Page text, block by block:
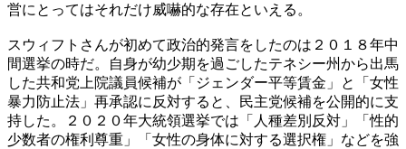
営にとってはそれだけ威嚇的な存在といえる。
スウィフトさんが初めて政治的発言をしたのは２０１８年中
間選挙の時だ。自身が幼少期を過ごしたテネシー州から出馬
した共和党上院議員候補が「ジェンダー平等賃金」と「女性
暴力防止法」再承認に反対すると、民主党候補を公開的に支
持した。２０２０年大統領選挙では「人種差別反対」「性的
少数者の権利尊重」「女性の身体に対する選択権」などを強